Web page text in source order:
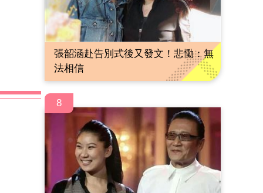
張韶涵赴告別式後又發文！悲慟：無
法相信
8